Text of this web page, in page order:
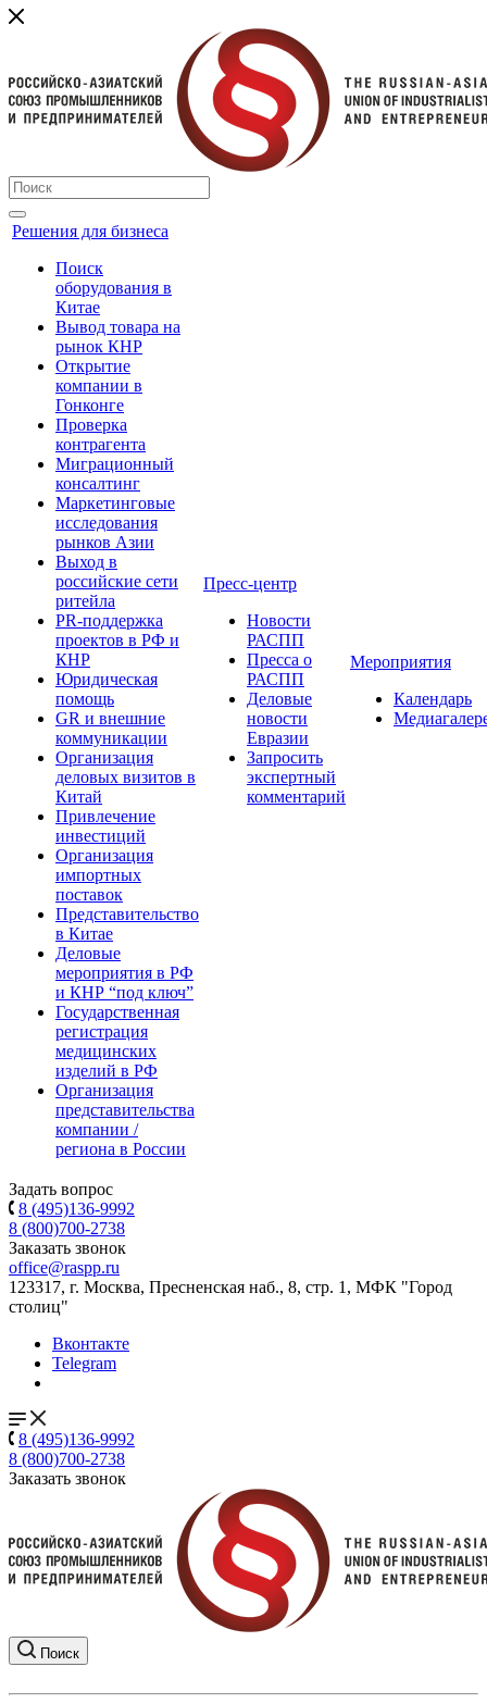
Решения для бизнеса
Поиск
оборудования в
Китае
Вывод товара на
рынок КНР
Открытие
компании в
Гонконге
Проверка
контрагента
Миграционный
консалтинг
Маркетинговые
исследования
рынков Азии
Выход в
российские сети
ритейла
PR-поддержка
проектов в РФ и
КНР
Юридическая
помощь
GR и внешние
коммуникации
Организация
деловых визитов в
Китай
Привлечение
инвестиций
Организация
импортных
поставок
Представительство
в Китае
Деловые
мероприятия в РФ
и КНР “под ключ”
Государственная
регистрация
медицинских
изделий в РФ
Организация
представительства
компании /
региона в России
Пресс-центр
Новости
РАСПП
Пресса о
РАСПП
Деловые
новости
Евразии
Запросить
экспертный
комментарий
Мероприятия
Календарь
Задать вопрос
8 (495)136-9992
8 (800)700-2738
Заказать звонок
office@raspp.ru
123317, г. Москва, Пресненская наб., 8, стр. 1, МФК "Город
столиц"
Вконтакте
Telegram
8 (495)136-9992
8 (800)700-2738
Заказать звонок
Поиск